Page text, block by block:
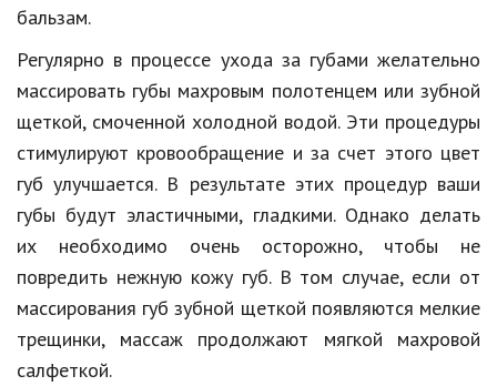
Финансы
Юриспруденция
Природа
Образование
Наука и технологии
бальзам.
Регулярно в процессе ухода за губами желательно
массировать губы махровым полотенцем или зубной
щеткой, смоченной холодной водой. Эти процедуры
стимулируют кровообращение и за счет этого цвет
губ улучшается. В результате этих процедур ваши
губы будут эластичными, гладкими. Однако делать
их необходимо очень осторожно, чтобы не
повредить нежную кожу губ. В том случае, если от
массирования губ зубной щеткой появляются мелкие
трещинки, массаж продолжают мягкой махровой
салфеткой.